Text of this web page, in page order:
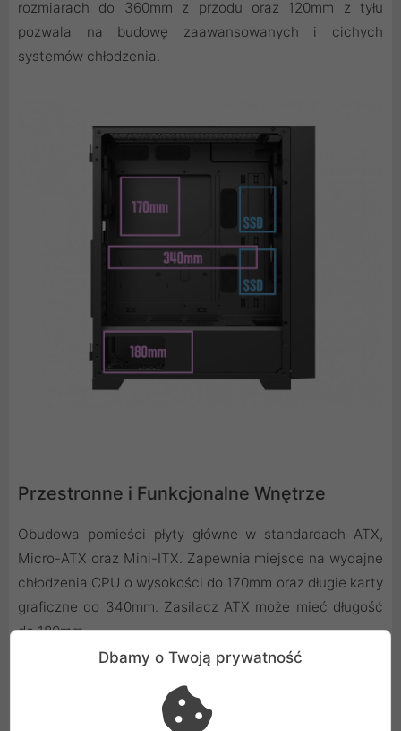
rozmiarach do 360mm z przodu oraz 120mm z tyłu
pozwala na budowę zaawansowanych i cichych
systemów chłodzenia.
Przestronne i Funkcjonalne Wnętrze
Obudowa pomieści płyty główne w standardach ATX,
Micro-ATX oraz Mini-ITX. Zapewnia miejsce na wydajne
chłodzenia CPU o wysokości do 170mm oraz długie karty
graficzne do 340mm. Zasilacz ATX może mieć długość
do 180mm.
Elastyczne Opcje Montażu Dysków
Dbamy o Twoją prywatność